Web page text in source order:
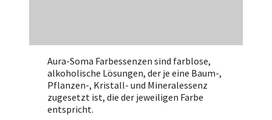
Aura-Soma Farbessenzen sind farblose,
alkoholische Lösungen, der je eine Baum-,
Pflanzen-, Kristall- und Mineralessenz
zugesetzt ist, die der jeweiligen Farbe
entspricht.
werden für die
Funktion der
benötigt.
These cookies